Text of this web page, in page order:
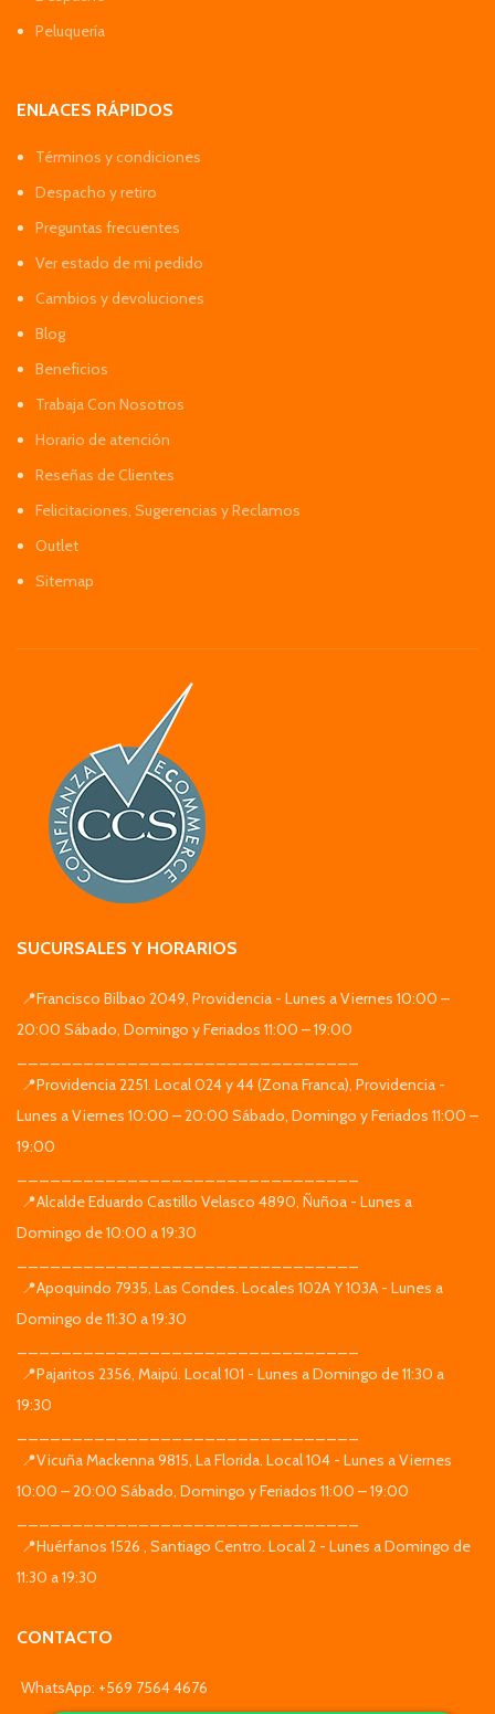
Peluquería
ENLACES RÁPIDOS
Términos y condiciones
Despacho y retiro
Preguntas frecuentes
Ver estado de mi pedido
Cambios y devoluciones
Blog
Beneficios
Trabaja Con Nosotros
Horario de atención
Reseñas de Clientes
Felicitaciones, Sugerencias y Reclamos
Outlet
Sitemap
SUCURSALES Y HORARIOS
📍Francisco Bilbao 2049, Providencia - Lunes a Viernes 10:00 –
20:00 Sábado, Domingo y Feriados 11:00 – 19:00
📍Providencia 2251. Local 024 y 44 (Zona Franca), Providencia -
Lunes a Viernes 10:00 – 20:00 Sábado, Domingo y Feriados 11:00 –
19:00
📍Alcalde Eduardo Castillo Velasco 4890, Ñuñoa - Lunes a
Domingo de 10:00 a 19:30
📍Apoquindo 7935, Las Condes. Locales 102A Y 103A - Lunes a
Domingo de 11:30 a 19:30
📍Pajaritos 2356, Maipú. Local 101 - Lunes a Domingo de 11:30 a
19:30
📍Vicuña Mackenna 9815, La Florida. Local 104 - Lunes a Viernes
10:00 – 20:00 Sábado, Domingo y Feriados 11:00 – 19:00
📍Huérfanos 1526 , Santiago Centro. Local 2 - Lunes a Domingo de
11:30 a 19:30
CONTACTO
WhatsApp: +569 7564 4676